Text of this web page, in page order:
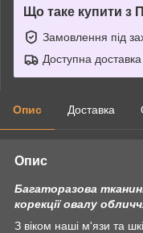
Що таке купити з
Замовлення під
Доступна доставка
Опис Доставка
Опис
Багаторазова
корекції овалу
З віком наші м'язи та